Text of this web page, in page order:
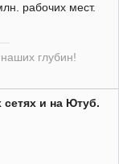
рабочих мест.
глубин!
и на Ютуб.